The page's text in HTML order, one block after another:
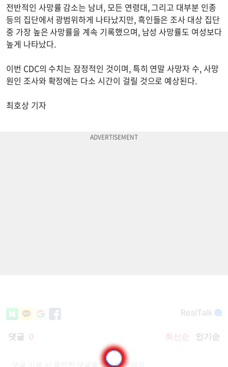
전반적인 사망률 감소는 남녀, 모든 연령대, 그리고 대부분 인종
등의 집단에서 광범위하게 나타났지만, 흑인들은 조사 대상 집단
중 가장 높은 사망률을 계속 기록했으며, 남성 사망률도 여성보다
높게 나타났다.
이번 CDC의 수치는 잠정적인 것이며, 특히 연말 사망자 수, 사망
원인 조사와 확정에는 다소 시간이 걸릴 것으로 예상된다.
최호상 기자